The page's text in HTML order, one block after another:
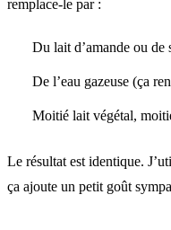
remplace-le par :
Du lait d’amande ou de
De l’eau gazeuse (ça
Moitié lait végétal,
Le résultat est identique.
ça ajoute un petit goût